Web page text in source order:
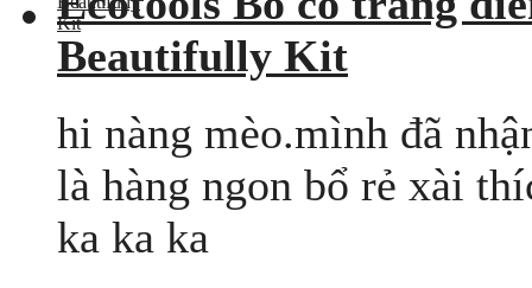
Beautifully Kit
hi nàng mèo.mình đã
là hàng ngon bổ rẻ xài
ka ka ka